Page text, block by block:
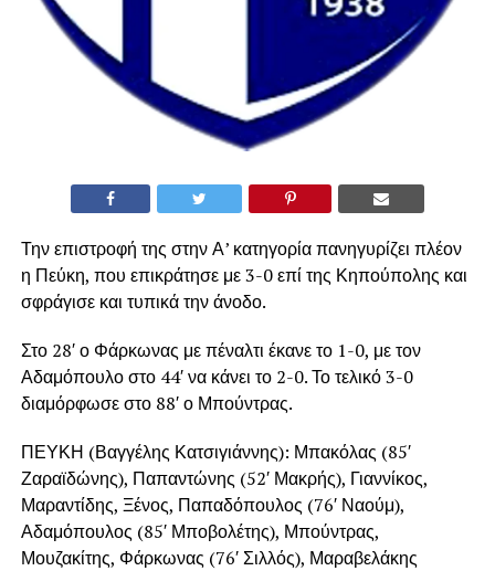
Την επιστροφή της στην Α’ κατηγορία πανηγυρίζει πλέον
η Πεύκη, που επικράτησε με 3-0 επί της Κηπούπολης και
σφράγισε και τυπικά την άνοδο.
Στο 28′ ο Φάρκωνας με πέναλτι έκανε το 1-0, με τον
Αδαμόπουλο στο 44′ να κάνει το 2-0. Το τελικό 3-0
διαμόρφωσε στο 88′ ο Μπούντρας.
ΠΕΥΚΗ (Βαγγέλης Κατσιγιάννης): Μπακόλας (85′
Ζαραϊδώνης), Παπαντώνης (52′ Μακρής), Γιαννίκος,
Μαραντίδης, Ξένος, Παπαδόπουλος (76′ Ναούμ),
Αδαμόπουλος (85′ Μποβολέτης), Μπούντρας,
Μουζακίτης, Φάρκωνας (76′ Σιλλός), Μαραβελάκης